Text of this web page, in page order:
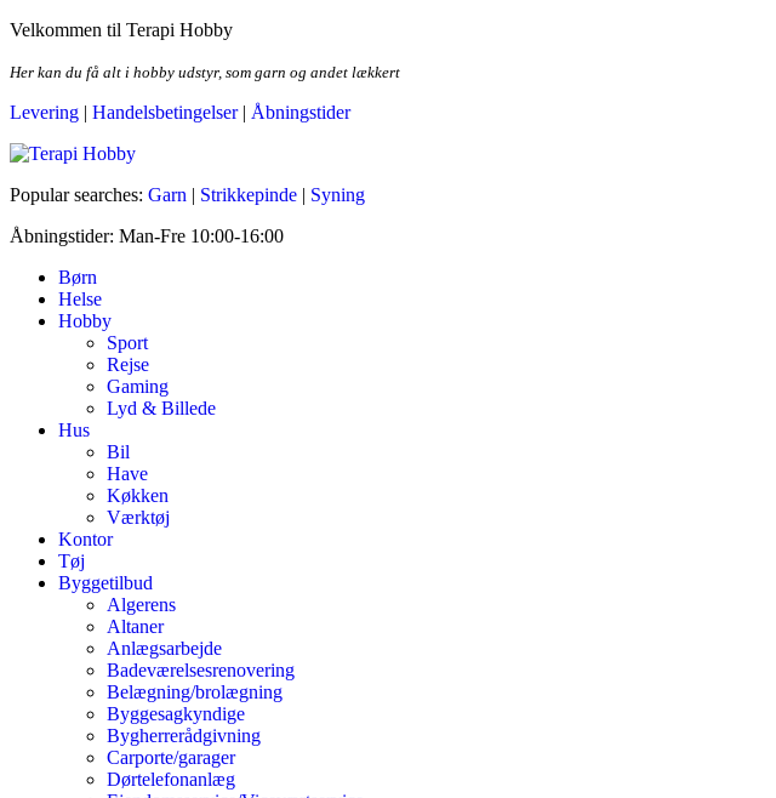
Skip
the
Velkommen til Terapi Hobby
Her kan du få alt i hobby udstyr, som garn og andet lækkert
Levering | Handelsbetingelser| Åbningstider
Terapi Hobby
Popular searches: Garn | Strikkepinde | Syning
Åbningstider: Man-Fre 10:00-16:00
Børn
Helse
Hobby
Sport
Rejse
Gaming
Lyd & Billede
Hus
Bil
Have
Køkken
Værktøj
Kontor
Tøj
Byggetilbud
Algerens
Altaner
Anlægsarbejde
Badeværelsesrenovering
Belægning/brolægning
Byggesagkyndige
Bygherrerådgivning
Carporte/garager
Dørtelefonanlæg